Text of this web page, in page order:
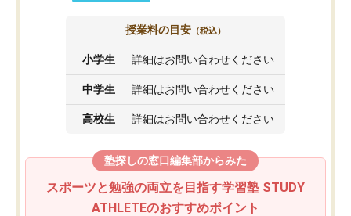
授業料の目安 （税込）
小学生 詳細はお問い合わせください
中学生 詳細はお問い合わせください
高校生 詳細はお問い合わせください
塾探しの窓口編集部からみた
スポーツと勉強の両立を目指す学習塾 STUDY
ATHLETEのおすすめポイント